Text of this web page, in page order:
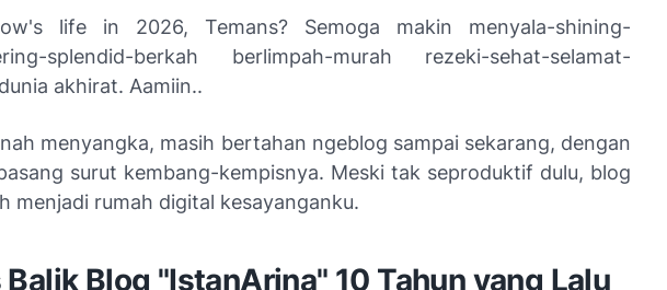
life in 2026, Temans? Semoga makin menyala-shining-
splendid-berkah berlimpah-murah rezeki-sehat-selamat-
akhirat. Aamiin..
menyangka, masih bertahan ngeblog sampai sekarang, dengan
surut kembang-kempisnya. Meski tak seproduktif dulu, blog
menjadi rumah digital kesayanganku.
Blog "IstanArina" 10 Tahun yang Lalu